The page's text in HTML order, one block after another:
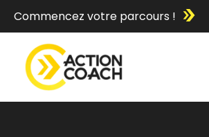
Commencez votre parcours !